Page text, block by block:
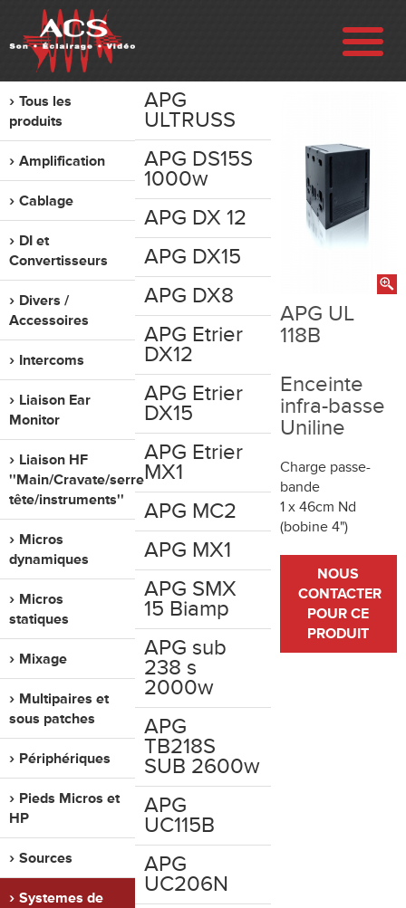
ENTREPRISE
RÉALISATIONS
VENTE
OCCASION
CONTACT
Tous les
produits
Amplification
Cablage
DI et
Convertisseurs
Divers /
Accessoires
Intercoms
Liaison Ear
Monitor
Liaison HF
''Main/Cravate/serre
tête/instruments''
Micros
dynamiques
Micros
statiques
Mixage
Multipaires et
sous patches
Périphériques
Pieds Micros et
HP
Sources
Systemes de
APG
ULTRUSS
APG DS15S
1000w
APG DX 12
APG DX15
APG DX8
APG Etrier
DX12
APG Etrier
DX15
APG Etrier
MX1
APG MC2
APG MX1
APG SMX
15 Biamp
APG sub
238 s
2000w
APG
TB218S
SUB 2600w
APG
UC115B
APG
UC206N
APG UL
118B
Enceinte
infra-basse
Uniline
Charge passe-
bande
1 x 46cm Nd
(bobine 4")
NOUS
CONTACTER
POUR CE
PRODUIT